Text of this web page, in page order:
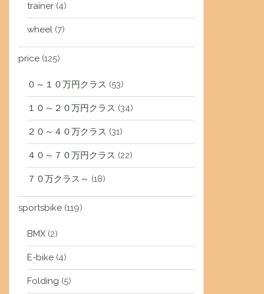
trainer (4)
wheel (7)
price (125)
０～１０万円クラス (53)
１０～２０万円クラス (34)
２０～４０万クラス (31)
４０～７０万円クラス (22)
７０万クラス～ (18)
sportsbike (119)
BMX (2)
E-bike (4)
Folding (5)